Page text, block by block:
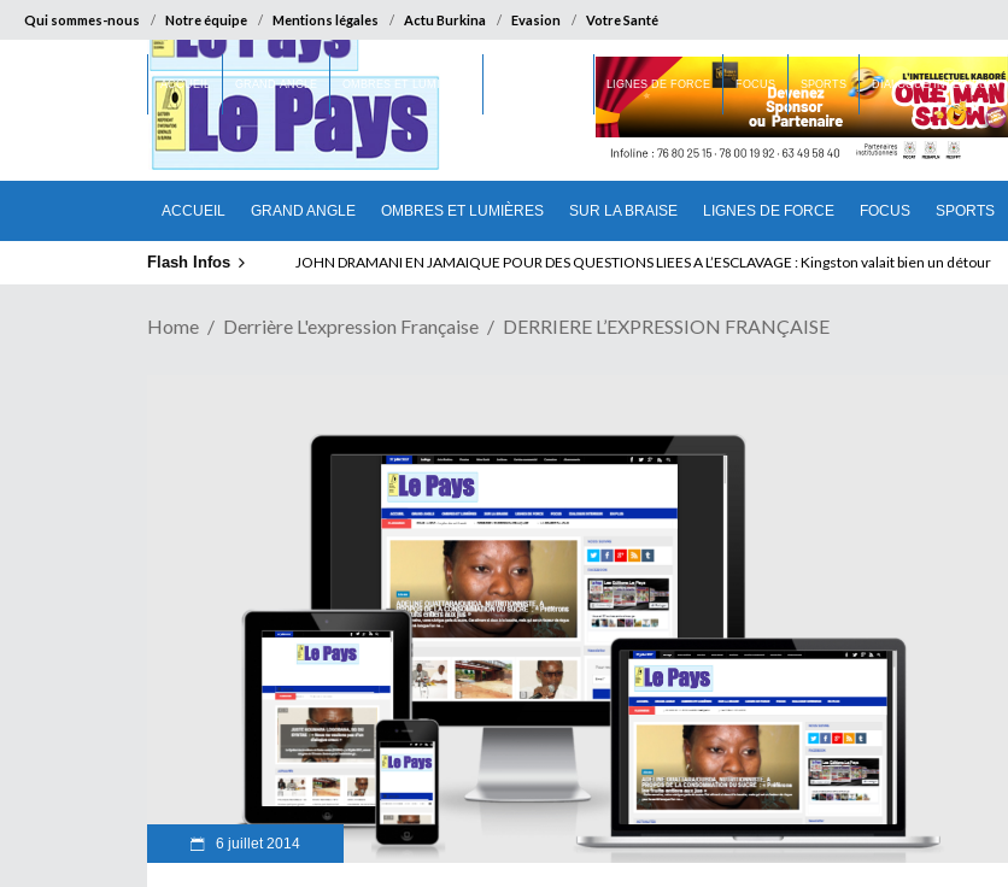
Qui sommes-nous Notre équipe Mentions légales Actu Burkina Evasion Votre Santé
ACCUEIL GRAND ANGLE OMBRES ET LUMIÈRES SUR LA BRAISE LIGNES DE FORCE FOCUS SPORTS
ACCUEIL GRAND ANGLE OMBRES ET LUMIÈRES LIGNES DE FORCE FOCUS SPORTS DIALOGUE INTERIEUR
Flash Infos JOHN DRAMANI EN JAMAIQUE POUR DES QUESTIONS LIEES A L’ESCLAVAGE : Kingston valait bien un détour
ELECTION DE TALON A LA TETE DU SENAT BENINOIS : Quand Patrice quitte le pouvoir sans partir !
Home Derrière L'expression Française DERRIERE L’EXPRESSION FRANÇAISE
6 juillet 2014